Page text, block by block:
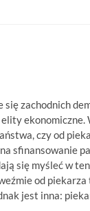
się zachodnich
ekonomiczne.
czy od
sfinansowanie
się myśleć w
od
jest inna: